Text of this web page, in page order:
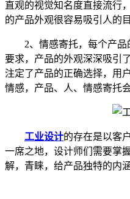
直观的视觉知名度直接流行
的产品外观很容易吸引人的
2、情感寄托，每个产品
要求，产品的外观深深吸引
注定了产品的正确选择，用
情感，产品、人、情感寄托
工业设计的存在是以客
一席之地，设计师们需要掌
解，青睐，给产品独特的内